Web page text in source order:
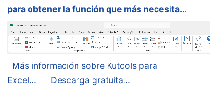
para obtener la función que más necesita...
Más información sobre Kutools para
Excel...
Descarga gratuita...